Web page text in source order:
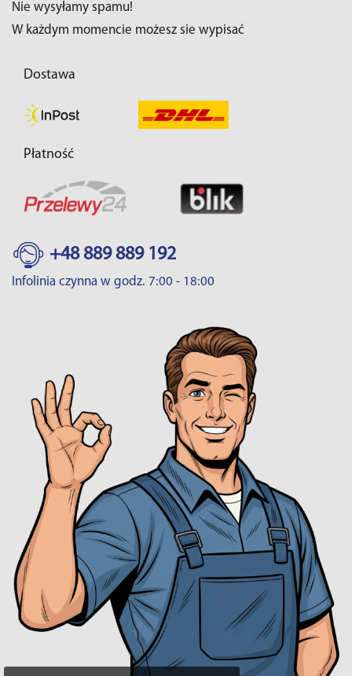
Nie wysyłamy spamu!
W każdym momencie możesz sie wypisać
Dostawa
Płatność
+48 889 889 192
Infolinia czynna w godz. 7:00 - 18:00